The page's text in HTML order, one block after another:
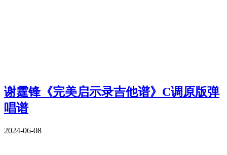
谢霆锋《完美启示录吉他谱》C调原版弹
唱谱
2024-06-08